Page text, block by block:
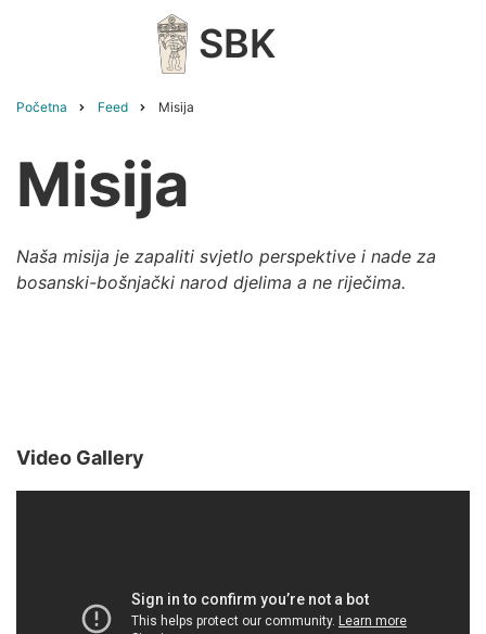
SBK
Breadcrumb
Početna Feed Misija
Misija
Naša misija je zapaliti svjetlo perspektive i nade za
bosanski-bošnjački narod djelima a ne riječima.
Video Gallery